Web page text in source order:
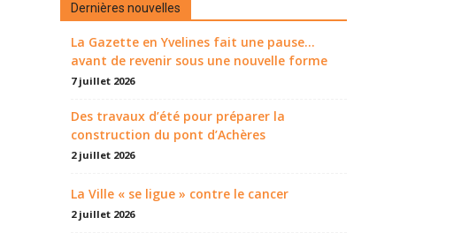
Dernières nouvelles
La Gazette en Yvelines fait une pause...
avant de revenir sous une nouvelle forme
7 juillet 2026
Des travaux d’été pour préparer la
construction du pont d’Achères
2 juillet 2026
La Ville « se ligue » contre le cancer
2 juillet 2026